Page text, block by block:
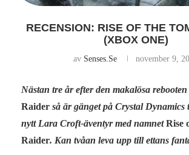
RECENSION: RISE OF THE
(XBOX ONE)
av Senses.se november 9,
Nästan tre år efter den makalösa
Raider så är gänget på Crystal Dynamics
nytt Lara Croft-äventyr med namnetRise
Raider. Kan tvåan leva upp till ettans